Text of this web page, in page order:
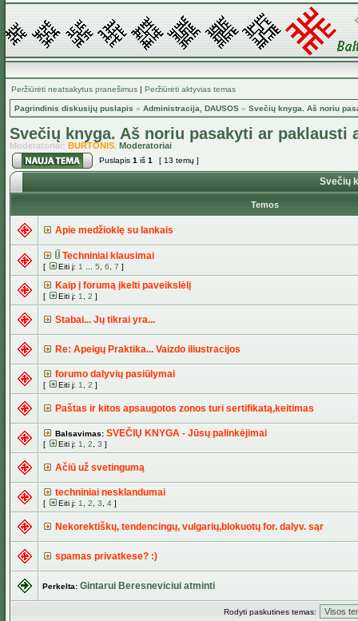
Peržiūrėti neatsakytus pranešimus | Peržiūrėti aktyvias temas
Pagrindinis diskusijų puslapis » Administracija, DAUSOS » Svečių knyga. Aš noriu
Svečių knyga. Aš noriu pasakyti ar paklausti
Moderatoriai: BURTONIS, Moderatoriai
Puslapis 1 iš 1 [ 13 temų ]
Svečių
Temos
Apie medžioklę su lankais
Techniniai klausimai
[ Eiti į: 1 5 6 7 ]
Kaip į forumą įkelti paveikslėlį
[ Eiti į: 1 2 ]
Stabai... Jų tikrai yra...
Re: Apeigų Praktika... Vaizdo iliustracijos
forumo dalyvių pasiūlymai
[ Eiti į: 1 2 ]
Paštas ir kitos apsaugotos zonos turi sertifikatą,keitimas
Balsavimas: SVEČIŲ KNYGA - Jūsų palinkėjimai
[ Eiti į: 1 2 3 ]
Ačiū už svetingumą
techniniai nesklandumai
[ Eiti į: 1 2 3 4 ]
Nekorektiškų, tendencingų, vulgarių,blokuotų for. dalyv. sąr
spamas privatkese? :)
Perkelta: Gintarui Beresneviciui atminti
Rodyti paskutines temas: